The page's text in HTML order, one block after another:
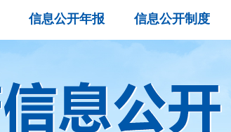
信息公开年报 信息公开制度